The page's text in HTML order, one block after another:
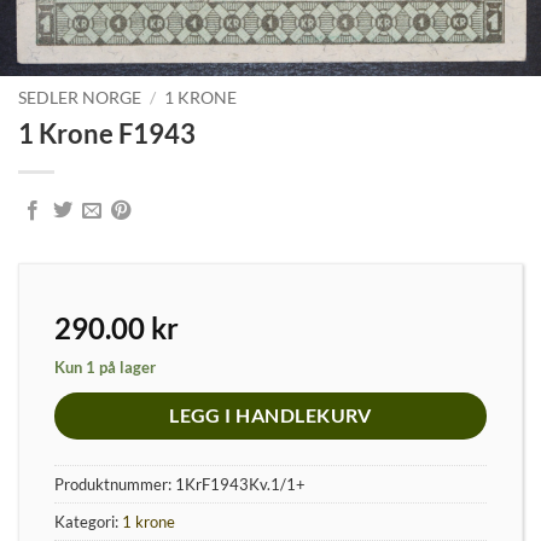
SEDLER NORGE / 1 KRONE
1 Krone F1943
290.00 kr
Kun 1 på lager
LEGG I HANDLEKURV
Produktnummer: 1KrF1943Kv.1/1+
Kategori: 1 krone